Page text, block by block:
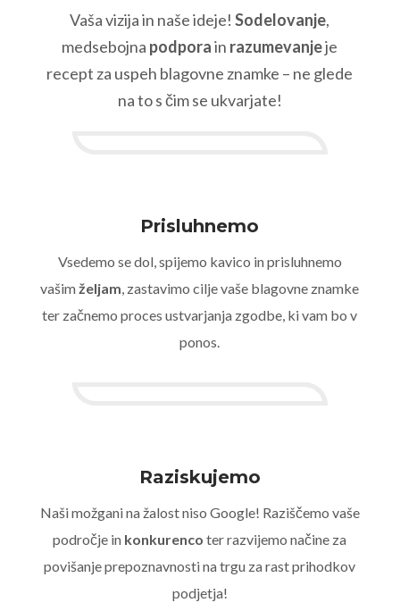
Vaša vizija in naše ideje!Sodelovanje,
medsebojna podporain razumevanjeje
recept za uspeh blagovne znamke – ne glede
na to s čim se ukvarjate!
Prisluhnemo
Vsedemo se dol, spijemo kavico in prisluhnemo
vašimželjam, zastavimo cilje vaše blagovne znamke
ter začnemo proces ustvarjanja zgodbe, ki vam bo v
ponos.
Raziskujemo
Naši možgani na žalost niso Google! Raziščemo vaše
področje in konkurenco ter razvijemo načine za
povišanje prepoznavnosti na trgu za rast prihodkov
podjetja!